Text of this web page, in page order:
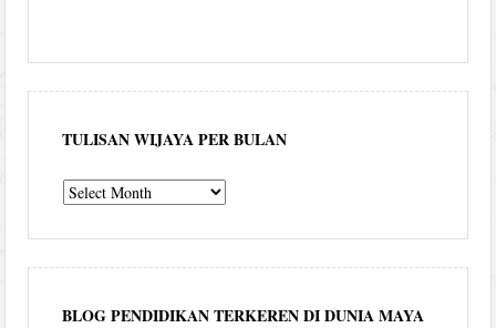
TULISAN WIJAYA PER BULAN
Tulisan
per
bulan
BLOG PENDIDIKAN TERKEREN DI DUNIA MAYA